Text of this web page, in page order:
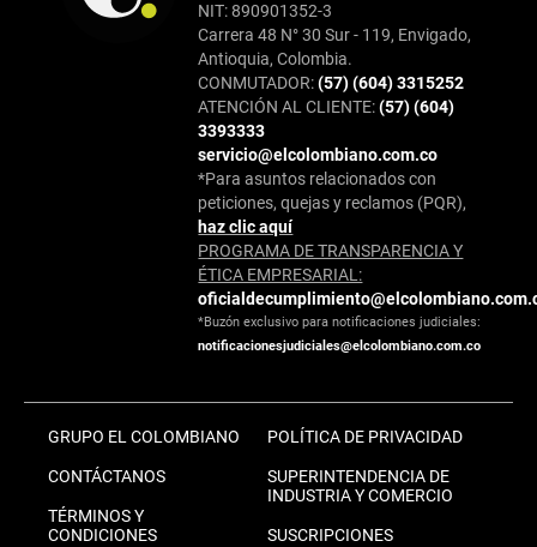
NIT: 890901352-3
Carrera 48 N° 30 Sur - 119, Envigado,
Antioquia, Colombia.
CONMUTADOR:(57) (604) 3315252
ATENCIÓN AL CLIENTE:(57) (604)
3393333
servicio@elcolombiano.com.co
*Para asuntos relacionados con
peticiones, quejas y reclamos (PQR),
haz clic aquí
PROGRAMA DE TRANSPARENCIA Y
ÉTICA EMPRESARIAL:
*Buzón exclusivo para notificaciones judiciales:
notificacionesjudiciales@elcolombiano.com.co
GRUPO EL COLOMBIANO
CONTÁCTANOS
TÉRMINOS Y
CONDICIONES
POLÍTICA DE PRIVACIDAD
SUPERINTENDENCIA DE
INDUSTRIA Y COMERCIO
SUSCRIPCIONES